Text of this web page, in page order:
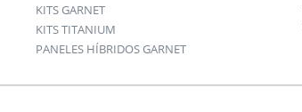
KITS GARNET
KITS TITANIUM
PANELES HÍBRIDOS GARNET